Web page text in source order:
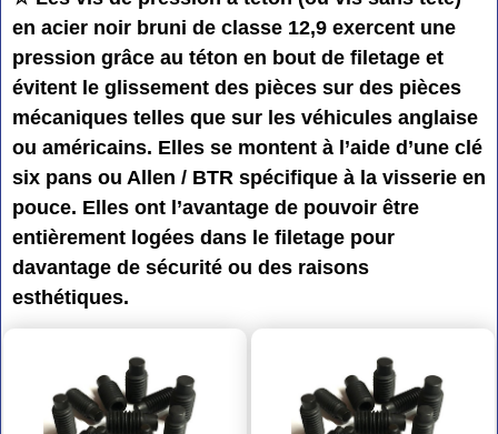
en acier noir bruni de classe 12,9 exercent une
pression grâce au téton en bout de filetage et
évitent le glissement des pièces sur des pièces
mécaniques telles que sur les véhicules anglaise
ou américains. Elles se montent à l’aide d’une clé
six pans ou Allen / BTR spécifique à la visserie en
pouce. Elles ont l’avantage de pouvoir être
entièrement logées dans le filetage pour
davantage de sécurité ou des raisons
esthétiques.